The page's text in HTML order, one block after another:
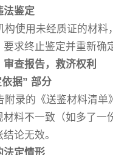
法鉴定
构使用未经质证的材料
求终止鉴定并重新确
审查报告，救济权利
据” 部分
附录的《送鉴材料清单
材料不一致（如多了一
论无效。